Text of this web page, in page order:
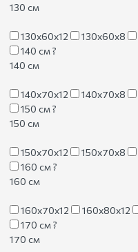
130 см
130х60х12 130х60х8
140 см?
140 см
140х70х12 140х70х8
150 см?
150 см
150х70х12 150х70х8
160 см?
160 см
160х70х12 160х80х12
170 см?
170 см